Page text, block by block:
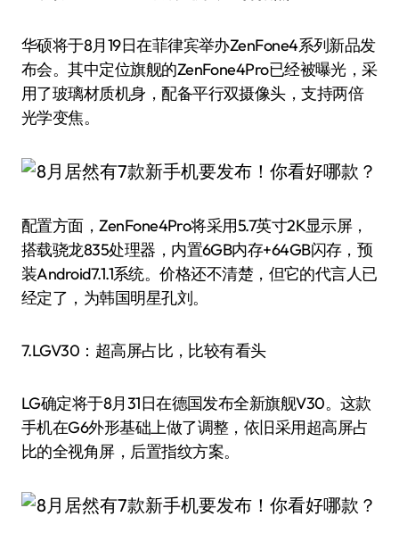
华硕将于8月19日在菲律宾举办ZenFone4系列新品发
布会。其中定位旗舰的ZenFone4Pro已经被曝光，采
用了玻璃材质机身，配备平行双摄像头，支持两倍
光学变焦。
配置方面，ZenFone4Pro将采用5.7英寸2K显示屏，
搭载骁龙835处理器，内置6GB内存+64GB闪存，预
装Android7.1.1系统。价格还不清楚，但它的代言人已
经定了，为韩国明星孔刘。
7.LGV30：超高屏占比，比较有看头
LG确定将于8月31日在德国发布全新旗舰V30。这款
手机在G6外形基础上做了调整，依旧采用超高屏占
比的全视角屏，后置指纹方案。